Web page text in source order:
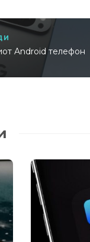
Android телефон